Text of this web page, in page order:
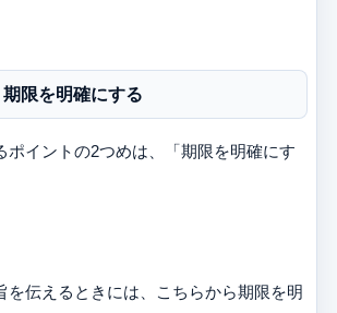
限を明確にする
ポイントの2つめは、「期限を明確にす
を伝えるときには、こちらから期限を明